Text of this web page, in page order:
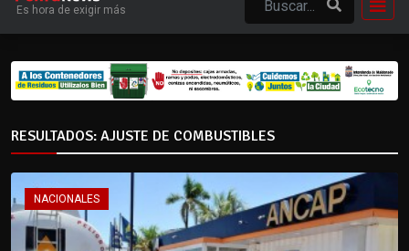
Es hora de exigir más
RESULTADOS: AJUSTE DE COMBUSTIBLES
NACIONALES